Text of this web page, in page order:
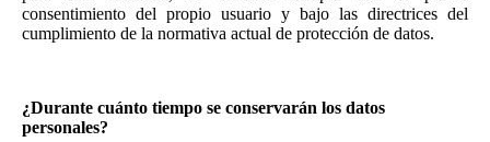
consentimiento del propio usuario y bajo las directrices del
cumplimiento de la normativa actual de protección de datos.
¿Durante cuánto tiempo se conservarán los datos
personales?